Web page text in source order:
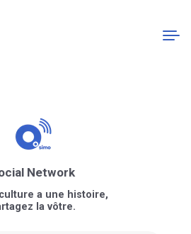
Network
a une histoire,
la vôtre.